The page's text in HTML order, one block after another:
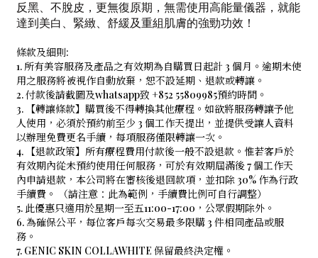
反黑、不脫皮，更無復原期，無需使用高能量儀器，就能
達到美白、緊緻、舒緩及重組肌膚的強勁功效！
條款及細則:
1. 所有美容服務及產品之有效期為自購買日起計 3 個月。逾期未使
用之服務將被視作自動放棄，恕不設延期、退款或轉讓。
2. 付款後請截圖及whatsapp致 +852 55809985預約時間。
3. 【轉讓條款】購買後不得轉換其他療程。如欲將服務轉讓予他
人使用，必須於預約前至少 3 個工作天提出，並提供受讓人資料
以辦理免費更名手續，每項服務僅限轉讓一次。
4. 【退款政策】所有療程費用付款後一般不設退款。惟若客戶於
有效期內從未預約使用任何服務，可於有效期屆滿後 7 個工作天
內申請退款，本公司將在審核後退回款項，並扣除 30% 作為行政
手續費。 （請注意：此為範例，手續費比例可自行調整）
5. 此優惠只適用於星期一至五11:00-17:00，公眾假期除外。
6. 為確保公平，每位客戶每次交易最多限購 3 件相同產品或服
務。
7. GENIC SKIN COLLAWHITE 保留最終決定權。